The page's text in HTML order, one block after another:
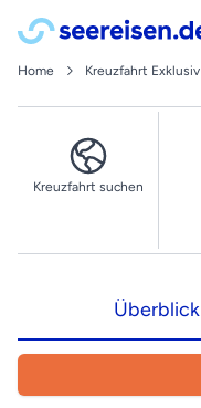
Home Kreuzfahrt Exklusiv
Kreuzfahrt suchen
Überblick